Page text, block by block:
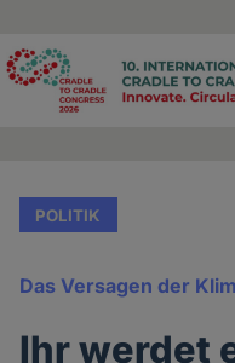
Advertising
POLITIK
Das Versagen der
Ihr werdet